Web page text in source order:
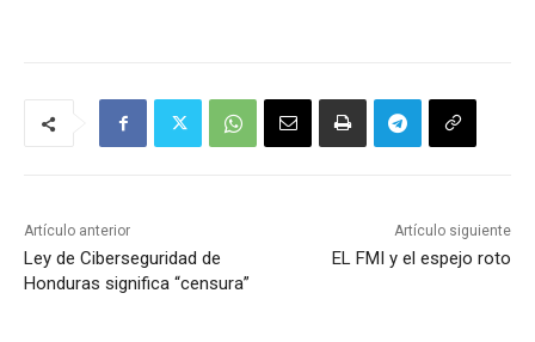
Artículo anterior
Ley de Ciberseguridad de
Honduras significa “censura”
Artículo siguiente
EL FMI y el espejo roto